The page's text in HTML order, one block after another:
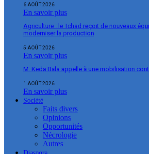
6 AOÛT 2026
En savoir plus
Agriculture : le Tchad reçoit de nouveaux
moderniser la production
5 AOÛT 2026
En savoir plus
M. Keda Bala appelle à une mobilisation
1 AOÛT 2026
En savoir plus
Société
Faits divers
Opinions
Opportunités
Nécrologie
Autres
Diaspora